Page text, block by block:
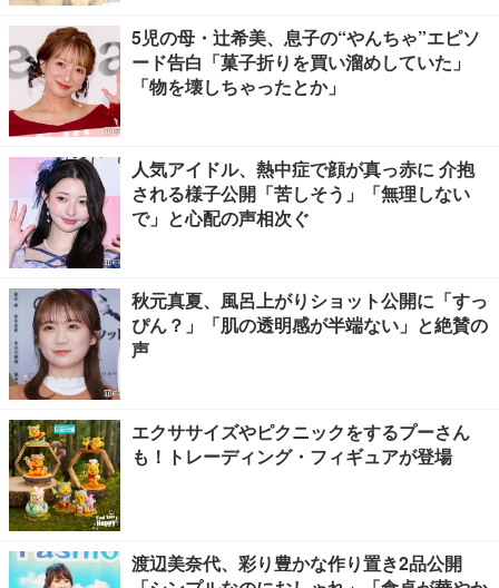
5児の母・辻希美、息子の“やんちゃ”エピソ
ード告白「菓子折りを買い溜めしていた」
「物を壊しちゃったとか」
人気アイドル、熱中症で顔が真っ赤に 介抱
される様子公開「苦しそう」「無理しない
で」と心配の声相次ぐ
秋元真夏、風呂上がりショット公開に「すっ
ぴん？」「肌の透明感が半端ない」と絶賛の
声
エクササイズやピクニックをするプーさん
も！トレーディング・フィギュアが登場
渡辺美奈代、彩り豊かな作り置き2品公開